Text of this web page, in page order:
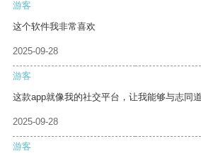
游客
这个软件我非常喜欢
2025-09-28
游客
这款app就像我的社交平台，让我能够与志同
2025-09-28
游客